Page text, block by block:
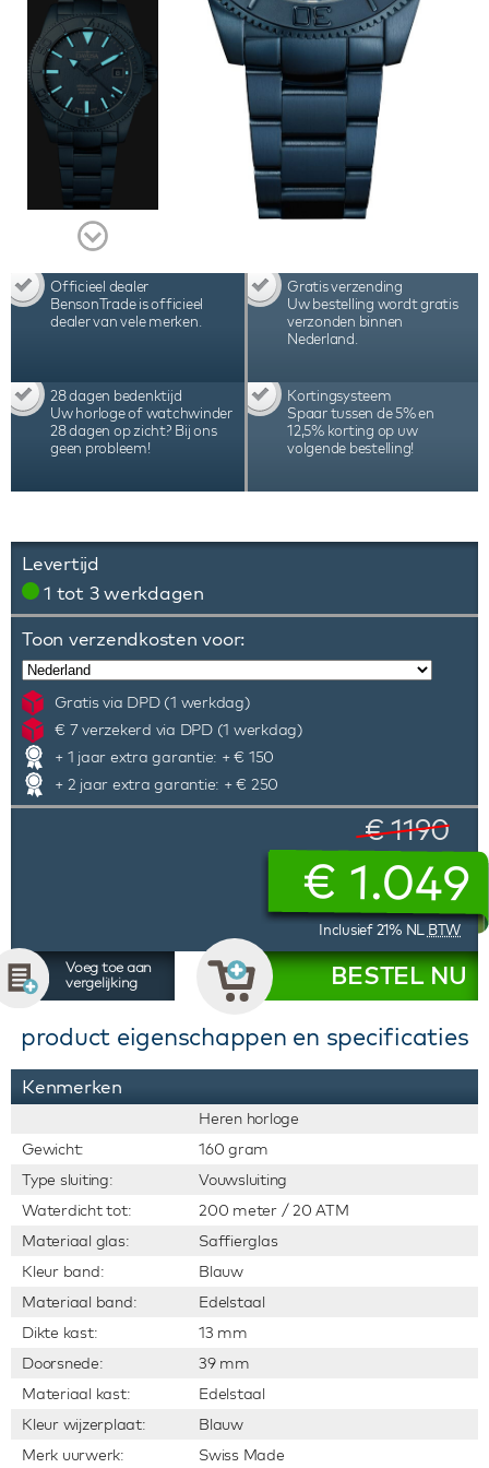
garantie.
Officieel dealer
BensonTrade is officieel
dealer van vele merken.
Gratis verzending
Uw bestelling wordt gratis
verzonden binnen
Nederland.
28 dagen bedenktijd
Uw horloge of watchwinder
28 dagen op zicht? Bij ons
geen probleem!
Kortingsysteem
Spaar tussen de 5% en
12,5% korting op uw
volgende bestelling!
Levertijd
1 tot 3 werkdagen
Toon verzendkosten voor:
Gratis via DPD (1 werkdag)
€ 7 verzekerd via DPD (1 werkdag)
+ 1 jaar extra garantie: + € 150
+ 2 jaar extra garantie: + € 250
€ 1190
€ 1.049
Inclusief 21% NL BTW
Voeg toe aan
vergelijking
BESTEL NU
product eigenschappen en specificaties
Kenmerken
Heren horloge
Gewicht:
160 gram
Type sluiting:
Vouwsluiting
Waterdicht tot:
200 meter / 20 ATM
Materiaal glas:
Saffierglas
Kleur band:
Blauw
Materiaal band:
Edelstaal
Dikte kast:
13 mm
Doorsnede:
39 mm
Materiaal kast:
Edelstaal
Kleur wijzerplaat:
Blauw
Merk uurwerk:
Swiss Made